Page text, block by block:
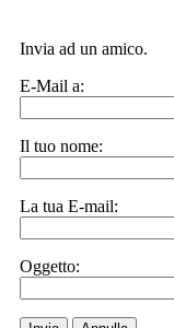
Invia ad un amico.
E-Mail a:
Il tuo nome:
La tua E-mail:
Oggetto: